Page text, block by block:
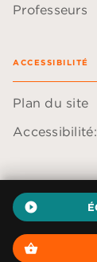
play_circle_filled
shopping_basket
Professeurs
ACCESSIBILITÉ
Plan du site
Données
Paramétrer
Mentions